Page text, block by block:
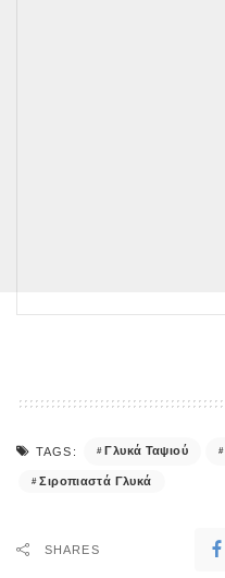
TAGS: Γλυκά Ταψιού
Σιροπιαστά Γλυκά
SHARES